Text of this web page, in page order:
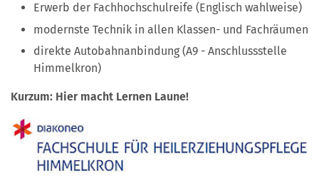
Erwerb der Fachhochschulreife (Englisch wahlweise)
modernste Technik in allen Klassen- und Fachräumen
direkte Autobahnanbindung (A9 - Anschlussstelle
Himmelkron)
Kurzum: Hier macht Lernen Laune!